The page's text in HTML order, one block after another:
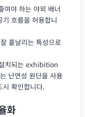
여야 하는 야외 배너
흐름을 허용합니
흩날리는 특성으로
치되는 exhibition
난연성 원단을 사용
시 확인합니다.
화